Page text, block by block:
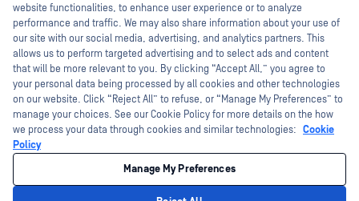
vulnerabilităților
Parteneri
Certificare
Parteneri tehnologici
Program de parteneriat de canal
Cărți albe
Instrumente gratuite
©2026 OPSWAT . Toate drepturile rezervate. OPSWAT, MetaDefender, Metascan,
MetaAccess, OPSWAT , Trust no File. Trust No Device., OPSWAT , Protecting the
World's Critical Infrastructure, Deep CDR™ Technology, InQuest, logo-ul InQuest,
DFI, RetroHunt, Deep File Inspection și Join the Hunt sunt mărci comerciale ale
OPSWAT . Mărcile comerciale ale terților sunt proprietatea deținătorilor respectivi.
website functionalities, to enhance user experience or to analyze
performance and traffic. We may also share information about your use of
our site with our social media, advertising, and analytics partners. This
allows us to perform targeted advertising and to select ads and content
that will be more relevant to you. By clicking “Accept All,” you agree to
your personal data being processed by all cookies and other technologies
on our website. Click “Reject All” to refuse, or “Manage My Preferences” to
manage your choices. See our Cookie Policy for more details on the how
we process your data through cookies and similar technologies: Cookie
Policy
Manage My Preferences
I'm Ozzy, your OPSWAT virtual assistant.
How can I help you secure what's critical
today?